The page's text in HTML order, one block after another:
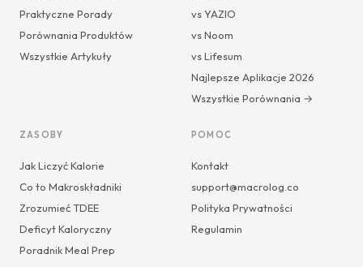
Praktyczne Porady
Porównania Produktów
Wszystkie Artykuły
vs YAZIO
vs Noom
vs Lifesum
Najlepsze Aplikacje 2026
Wszystkie Porównania →
ZASOBY
Jak Liczyć Kalorie
Co to Makroskładniki
Zrozumieć TDEE
Deficyt Kaloryczny
Poradnik Meal Prep
POMOC
Kontakt
support@macrolog.co
Polityka Prywatności
Regulamin